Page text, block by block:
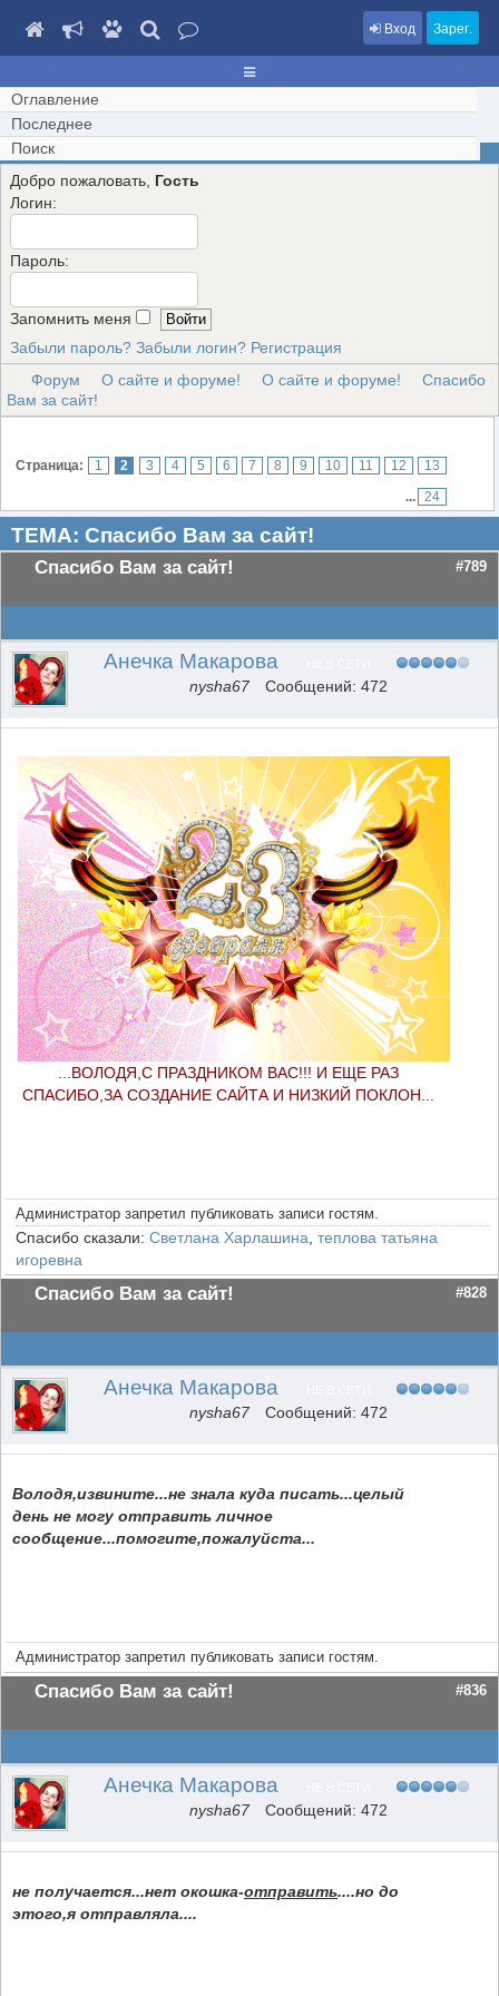
Вход Зарег.
Оглавление
Последнее
Поиск
Добро пожаловать, Гость
Логин:
Пароль:
Запомнить меня
Забыли пароль? Забыли логин? Регистрация
Форум
О сайте и форуме! О сайте и форуме!
Спасибо
Вам за сайт!
Страница: 1 2 3 4 5 6 7 8 9 10 11 12
13
...
24
ТЕМА: Спасибо Вам за сайт!
Спасибо Вам за сайт! #789
Анечка Макарова
nysha67 Сообщений: 472
...ВОЛОДЯ,С ПРАЗДНИКОМ ВАС!!! И ЕЩЕ РАЗ
СПАСИБО,ЗА СОЗДАНИЕ САЙТА И НИЗКИЙ ПОКЛОН...
Администратор запретил публиковать записи гостям.
Спасибо сказали: Светлана Харлашина теплова татьяна
игоревна
Спасибо Вам за сайт! #828
Анечка Макарова
nysha67 Сообщений: 472
Володя,извините...не знала куда писать...целый
день не могу отправить личное
сообщение...помогите,пожалуйста...
Администратор запретил публиковать записи гостям.
Спасибо Вам за сайт! #836
Анечка Макарова
nysha67 Сообщений: 472
не получается...нет окошка-отправить....но до
этого,я отправляла....